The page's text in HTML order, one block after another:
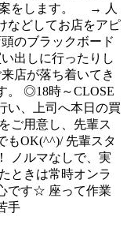
をします。 → 人
などしてお店をアピ
のブラックボード
しに行ったりし
店が落ち着いてき
。 ◎18時～CLOSE
い、上司へ本日の買
ご用意し、先輩ス
もOK(^^)/ 先輩スタ
ノルマなしで、実
ときは常時オンラ
です☆ 座って作業
手